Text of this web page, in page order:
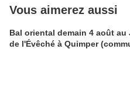
Vous aimerez aussi
Bal oriental demain 4 août au
de l'Évêché à Quimper